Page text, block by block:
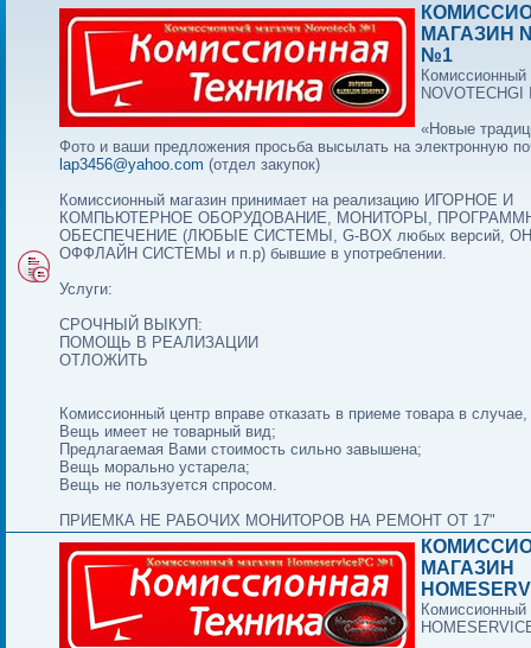
МАГАЗИН
№1
Комиссионный
«Новые
Фото и ваши предложения просьба высылать на электронную
lap3456@yahoo.com (отдел закупок)
Комиссионный магазин принимает на реализацию ИГОРНОЕ И
КОМПЬЮТЕРНОЕ ОБОРУДОВАНИЕ, МОНИТОРЫ,
ОБЕСПЕЧЕНИЕ (ЛЮБЫЕ СИСТЕМЫ, G-BOX любых версий,
ОФФЛАЙН СИСТЕМЫ и п.р) бывшие в употреблении.
Услуги:
СРОЧНЫЙ ВЫКУП:
ПОМОЩЬ В РЕАЛИЗАЦИИ
ОТЛОЖИТЬ
Комиссионный центр вправе отказать в приеме товара в
Вещь имеет не товарный вид;
Предлагаемая Вами стоимость сильно завышена;
Вещь морально устарела;
Вещь не пользуется спросом.
ПРИЕМКА НЕ РАБОЧИХ МОНИТОРОВ НА РЕМОНТ ОТ 17"
МАГАЗИН
Комиссионный